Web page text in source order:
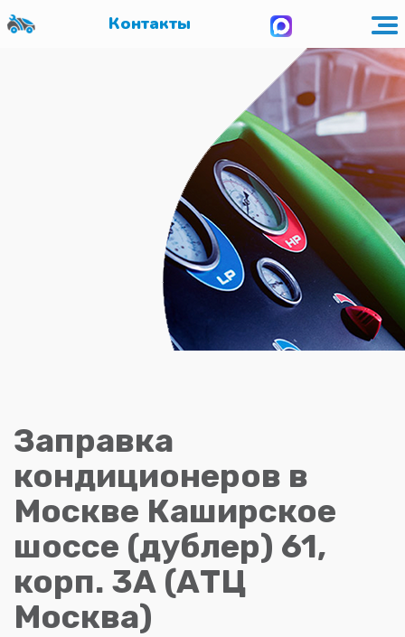
Контакты
Заправка
кондиционеров в
Москве Каширское
шоссе (дублер) 61,
корп. 3А (АТЦ
Москва)